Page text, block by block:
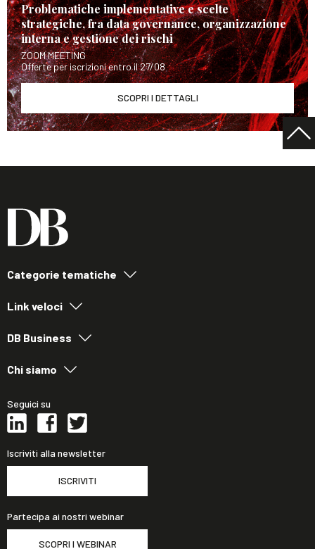
Problematiche implementative e scelte
strategiche, fra data governance, organizzazione
interna e gestione dei rischi
ZOOM MEETING
Offerte per iscrizioni entro il 27/08
SCOPRI I DETTAGLI
Categorie tematiche
Link veloci
DB Business
Chi siamo
Seguici su
Iscriviti alla newsletter
ISCRIVITI
Partecipa ai nostri webinar
SCOPRI I WEBINAR